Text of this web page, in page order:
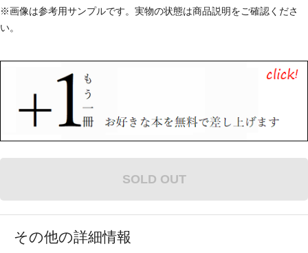
※画像は参考用サンプルです。実物の状態は商品説明をご確認くださ
い。
SOLD OUT
その他の詳細情報